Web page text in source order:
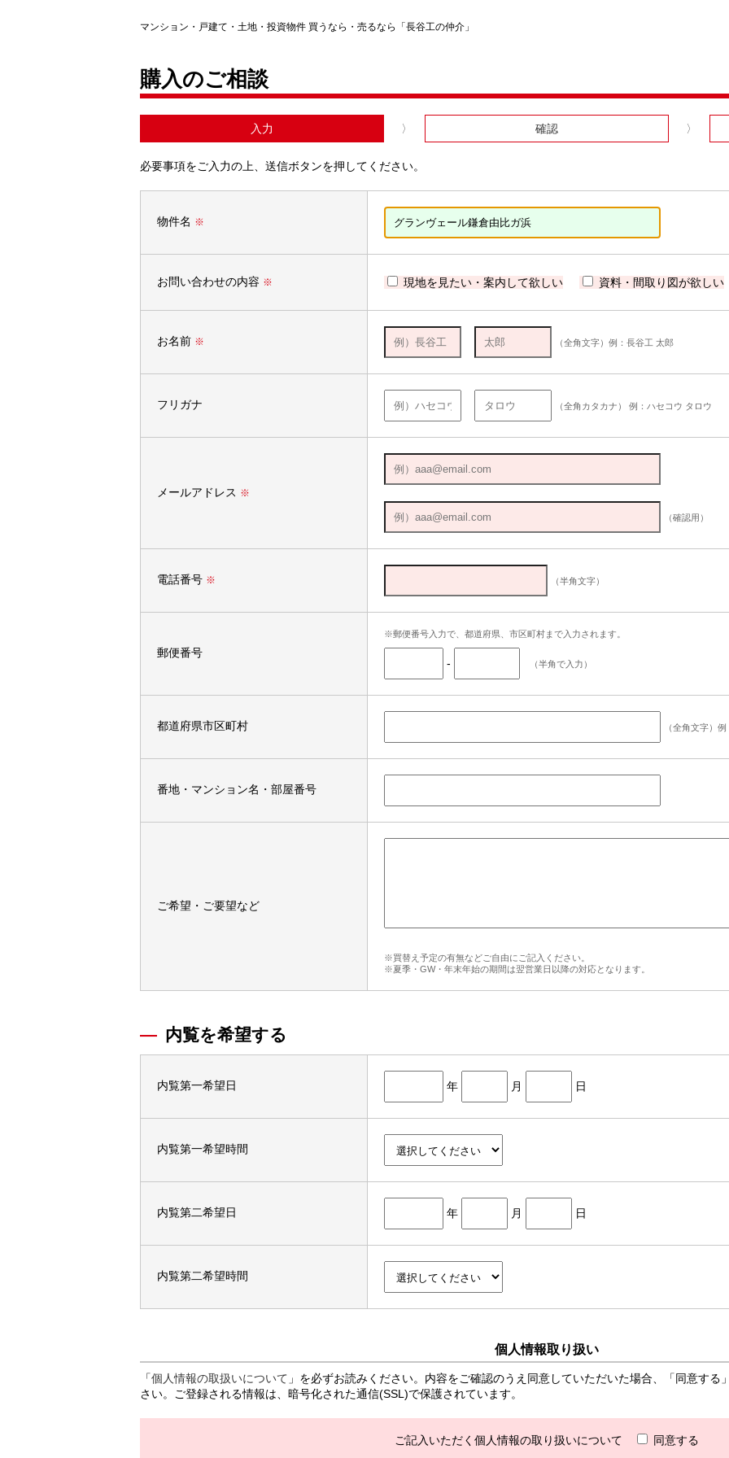
マンション・戸建て・土地・投資物件 買うなら・売るなら「長谷工の仲介」
購入のご相談
入力 確認
必要事項をご入力の上、送信ボタンを押してください。
物件名 ※
お問い合わせの内容 ※ 現地を見たい・案内して欲しい 資料・間取り図が欲しい
お名前 ※ （全角文字）例：長谷工 太郎
フリガナ （全角カタカナ） 例：ハセコウ タロウ
メールアドレス ※
（確認用）
電話番号 ※ （半角文字）
郵便番号
※郵便番号入力で、都道府県、市区町村まで入力されます。
- （半角で入力）
都道府県市区町村 （全角文字）
番地・マンション名・部屋番号
ご希望・ご要望など
※買替え予定の有無などご自由にご記入ください。
※夏季・GW・年末年始の期間は翌営業日以降の対応となります。
内覧を希望する
内覧第一希望日 年 月 日
内覧第一希望時間
内覧第二希望日 年 月 日
内覧第二希望時間
個人情報取り扱い
「個人情報の取扱いについて 」を必ずお読みください。内容をご確認のうえ同意していただいた場合、「同意す
さい。ご登録される情報は、暗号化された通信(SSL)で保護されています。
ご記入いただく個人情報の取り扱いについて 同意する